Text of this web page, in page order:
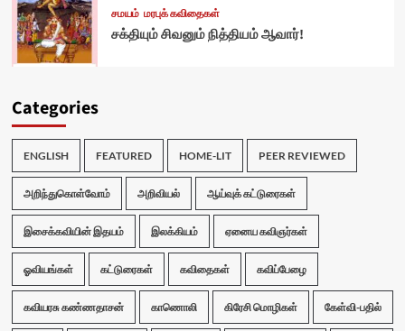
சமயம் மரபுக் கவிதைகள்
சக்தியும் சிவனும் நித்தியம் ஆவார்!
Categories
ENGLISH FEATURED HOME-LIT PEER REVIEWED
அறிந்துகொள்வோம் அறிவியல் ஆய்வுக் கட்டுரைகள்
இசைக்கவியின் இதயம் இலக்கியம் ஏனைய கவிஞர்கள்
ஓவியங்கள் கட்டுரைகள் கவிதைகள் கவிப்பேழை
கவியரசு கண்ணதாசன் காணொலி கிரேசி மொழிகள் கேள்வி-பதில்